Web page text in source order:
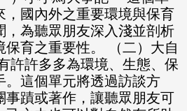
，國內外之重要環境與保育
，為聽眾朋友深入淺並剖析
保育之重要性。 （二）大自
許多多為環境、生態、保
。這個單元將透過訪談方
事蹟或著作，讓聽眾朋友可